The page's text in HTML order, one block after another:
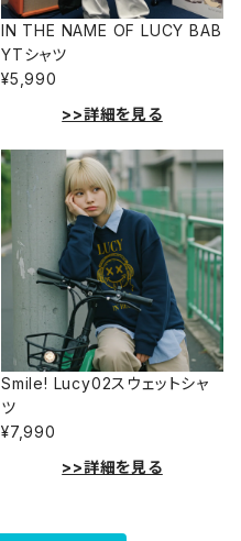
IN THE NAME OF LUCY BAB
YTシャツ
¥5,990
>>詳細を見る
Smile! Lucy02スウェットシャ
ツ
¥7,990
>>詳細を見る